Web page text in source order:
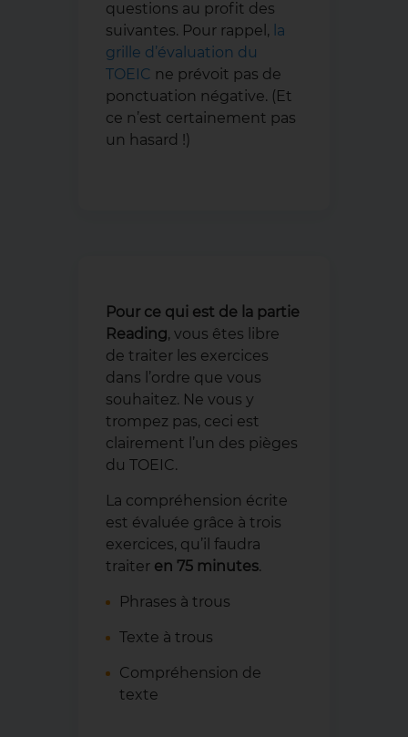
questions au profit des
suivantes. Pour rappel, la
grille d’évaluation du
TOEIC ne prévoit pas de
ponctuation négative. (Et
ce n’est certainement pas
un hasard !)
Pour ce qui est de la partie
Reading, vous êtes libre
de traiter les exercices
dans l’ordre que vous
souhaitez. Ne vous y
trompez pas, ceci est
clairement l’un des pièges
du TOEIC.
La compréhension écrite
est évaluée grâce à trois
exercices, qu’il faudra
traiter en 75 minutes.
Phrases à trous
Texte à trous
Compréhension de
texte